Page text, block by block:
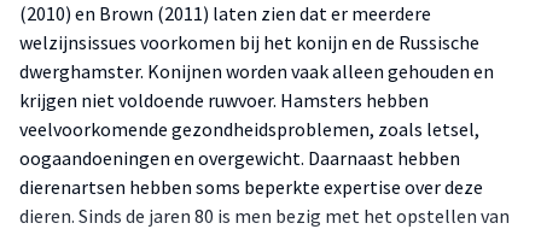
(2010) en Brown (2011) laten zien dat er meerdere
welzijnsissues voorkomen bij het konijn en de Russische
dwerghamster. Konijnen worden vaak alleen gehouden en
krijgen niet voldoende ruwvoer. Hamsters hebben
veelvoorkomende gezondheidsproblemen, zoals letsel,
oogaandoeningen en overgewicht. Daarnaast hebben
dierenartsen hebben soms beperkte expertise over deze
dieren. Sinds de jaren 80 is men bezig met het opstellen van